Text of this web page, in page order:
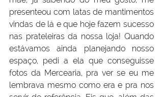
presenteou com latas de mantimentos
vindas de lá e que hoje fazem sucesso
nas prateleiras da nossa loja! Quando
estávamos ainda planejando nosso
espaço, pedi a ela que conseguisse
fotos da Mercearia, pra ver se eu me
lembrava mesmo como era e pra nos